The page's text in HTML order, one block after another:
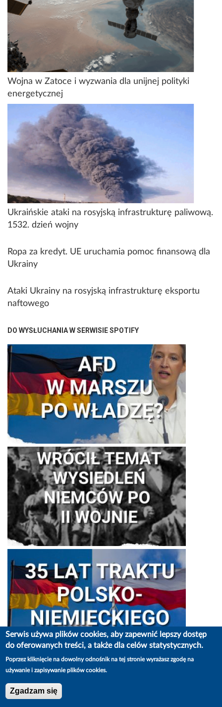
Wojna w Zatoce i wyzwania dla unijnej polityki
energetycznej
Ukraińskie ataki na rosyjską infrastrukturę paliwową.
1532. dzień wojny
Ropa za kredyt. UE uruchamia pomoc finansową dla
Ukrainy
Ataki Ukrainy na rosyjską infrastrukturę eksportu
naftowego
DO WYSŁUCHANIA W SERWISIE SPOTIFY
Stronicowanie starsze
Serwis używa plików cookies, aby zapewnić lepszy dostęp
do oferowanych treści, a także dla celów statystycznych.
Poprzez kliknięcie na dowolny odnośnik na tej stronie wyrażasz zgodę na
używanie i zapisywanie plików cookies.
Zgadzam się